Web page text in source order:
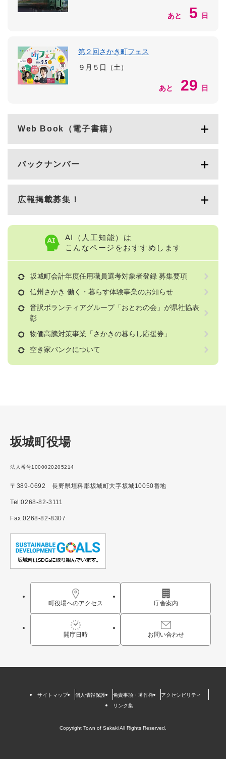
あと 5 日
第２回さかき町フェス
９月５日（土）
あと 29 日
Web Book（電子書籍）
バックナンバー
広報掲載募集！
AI（人工知能）は
こんなページをおすすめします
坂城町会計年度任用職員選考対象者登録 募集要項
信州さかき 働く・暮らす体験事業のお知らせ
音訳ボランティアグループ「おとわの会」が県社協表
彰
物価高騰対策事業「さかきの暮らし応援券」
空き家バンクについて
坂城町役場
法人番号1000020205214
〒389-0692 長野県埴科郡坂城町大字坂城10050番地
Tel:0268-82-3111
Fax:0268-82-8307
町役場へのアクセス 庁舎案内
開庁日時 お問い合わせ
サイトマップ 個人情報保護 免責事項・著作権
アクセシビリティ
リンク集
Copyright Town of Sakaki All Rights Reserved.